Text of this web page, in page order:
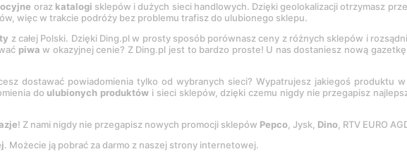
oraz katalogi sklepów i dużych sieci handlowych. Dzięki geolokalizacji otrzymasz
więc w trakcie podróży bez problemu trafisz do ulubionego sklepu.
z całej Polski. Dzięki Ding.pl w prosty sposób porównasz ceny z różnych sklepów i
piwa w okazyjnej cenie? Z Ding.pl jest to bardzo proste! U nas dostaniesz nową
dostawać powiadomienia tylko od wybranych sieci? Wypatrujesz jakiegoś produktu w
do ulubionych produktów i sieci sklepów, dzięki czemu nigdy nie przegapisz
! Z nami nigdy nie przegapisz nowych promocji sklepów Pepco, Jysk, Dino, RTV EURO
. Możecie ją pobrać za darmo z naszej strony internetowej.